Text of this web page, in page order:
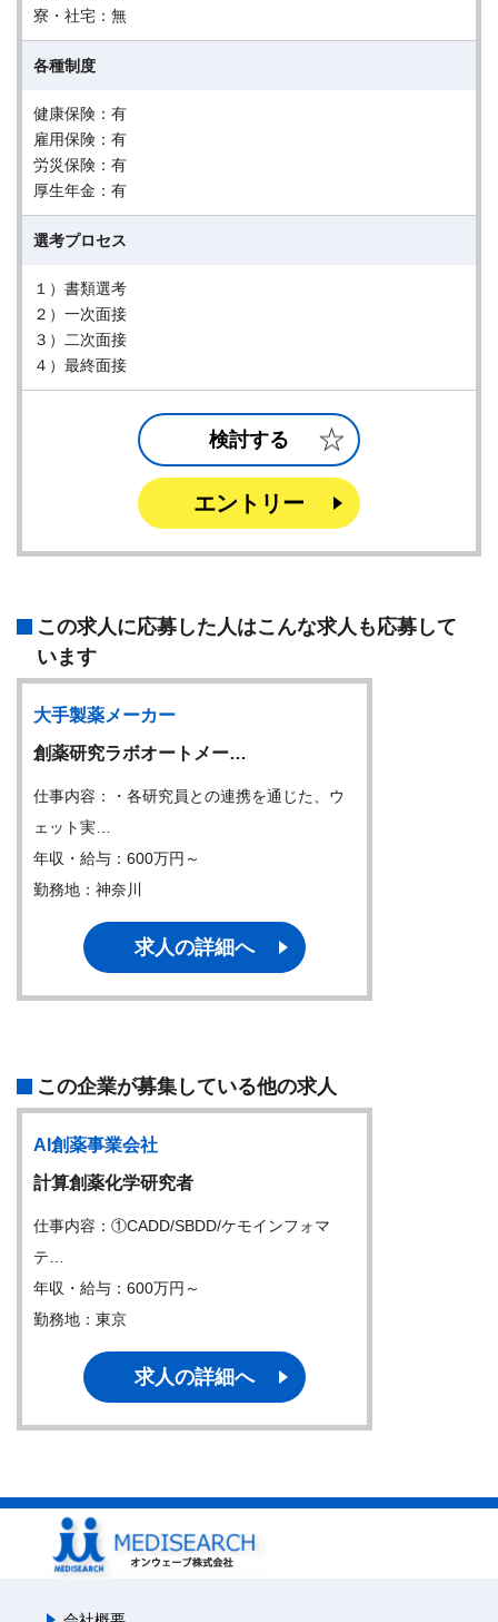
寮・社宅：無
各種制度
健康保険：有
雇用保険：有
労災保険：有
厚生年金：有
選考プロセス
１）書類選考
２）一次面接
３）二次面接
４）最終面接
検討する
エントリー
この求人に応募した人はこんな求人も応募して
います
大手製薬メーカー
創薬研究ラボオートメー…
仕事内容：・各研究員との連携を通じた、ウ
ェット実…
年収・給与：600万円～
勤務地：神奈川
求人の詳細へ
この企業が募集している他の求人
AI創薬事業会社
計算創薬化学研究者
仕事内容：①CADD/SBDD/ケモインフォマ
テ…
年収・給与：600万円～
勤務地：東京
求人の詳細へ